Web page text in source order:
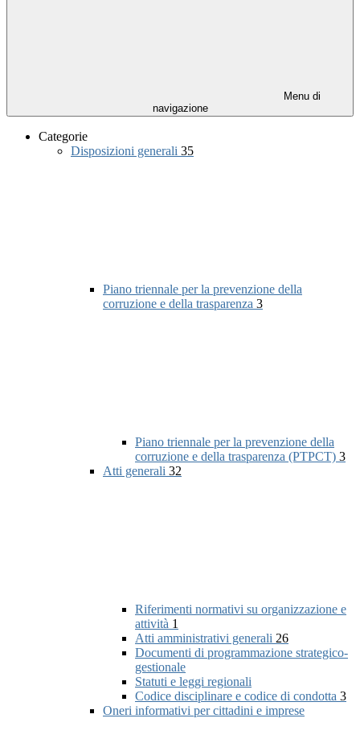
Menu di
navigazione
Categorie
Disposizioni generali 35
Piano triennale per la prevenzione della
corruzione e della trasparenza 3
Piano triennale per la prevenzione della
corruzione e della trasparenza (PTPCT) 3
Atti generali 32
Riferimenti normativi su organizzazione e
attività 1
Atti amministrativi generali 26
Documenti di programmazione strategico-
gestionale
Statuti e leggi regionali
Codice disciplinare e codice di condotta 3
Oneri informativi per cittadini e imprese